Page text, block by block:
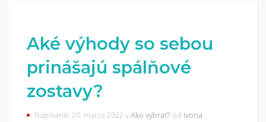
Aké výhody so sebou
prinášajú spálňové
zostavy?
Napísané: 20. marca 2022 vAko vybrať? od Ivona